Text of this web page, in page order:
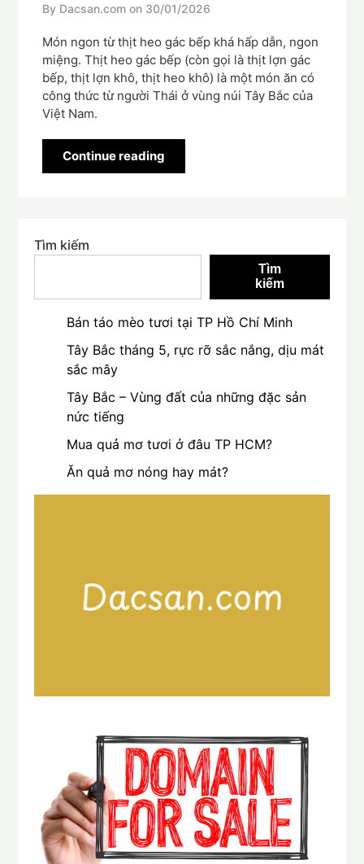
By Dacsan.com on 30/01/2026
Món ngon từ thịt heo gác bếp khá hấp dẫn, ngon
miệng. Thịt heo gác bếp (còn gọi là thịt lợn gác
bếp, thịt lợn khô, thịt heo khô) là một món ăn có
công thức từ người Thái ở vùng núi Tây Bắc của
Việt Nam.
Continue reading
Tìm kiếm
Tìm
kiếm
Bán táo mèo tươi tại TP Hồ Chí Minh
Tây Bắc tháng 5, rực rỡ sắc nắng, dịu mát
sắc mây
Tây Bắc – Vùng đất của những đặc sản
nức tiếng
Mua quả mơ tươi ở đâu TP HCM?
Ăn quả mơ nóng hay mát?